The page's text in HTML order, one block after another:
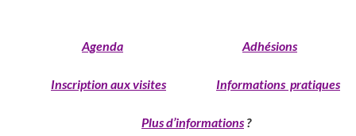
Agenda Adhésions
Inscription aux visites Informations pratiques
Plus d’informations ?